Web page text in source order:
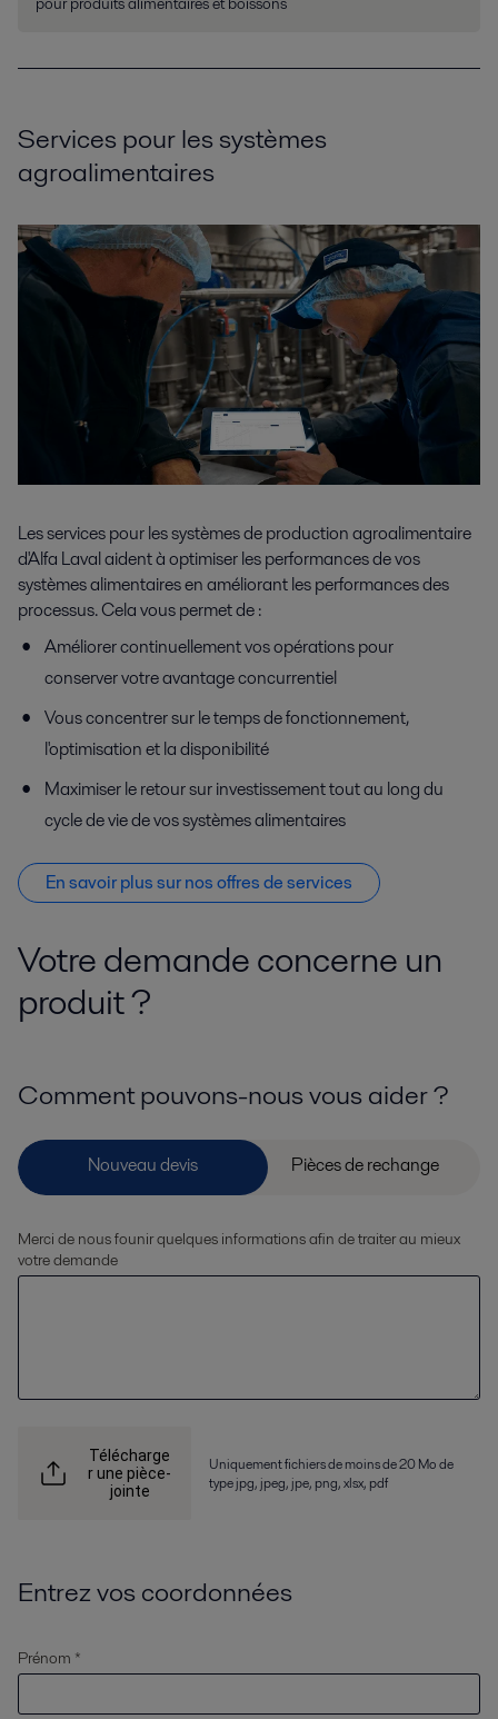
Services pour les systèmes
agroalimentaires
Les services pour les systèmes de production agroalimentaire
d'Alfa Laval aident à optimiser les performances de vos
systèmes alimentaires en améliorant les performances des
processus. Cela vous permet de :
Améliorer continuellement vos opérations pour
conserver votre avantage concurrentiel
Vous concentrer sur le temps de fonctionnement,
l'optimisation et la disponibilité
Maximiser le retour sur investissement tout au long du
cycle de vie de vos systèmes alimentaires
En savoir plus sur nos offres de services
Votre demande concerne un
produit ?
Comment pouvons-nous vous aider ?
Merci de nous founir quelques informations afin de traiter au mieux
votre demande
Télécharge
r une pièce-
jointe
Uniquement fichiers de moins de 20 Mo de
type jpg, jpeg, jpe, png, xlsx, pdf
Entrez vos coordonnées
Prénom *